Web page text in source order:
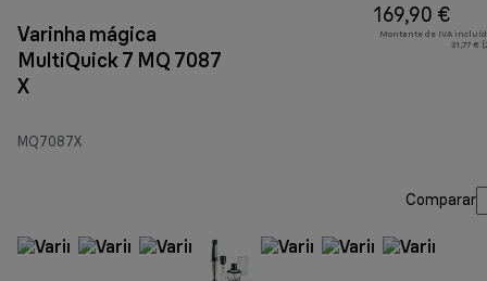
Varinha mágica
MultiQuick 7 MQ 7087
X
MQ7087X
169,90 €
Montante de IVA
31,77 €
Comparar